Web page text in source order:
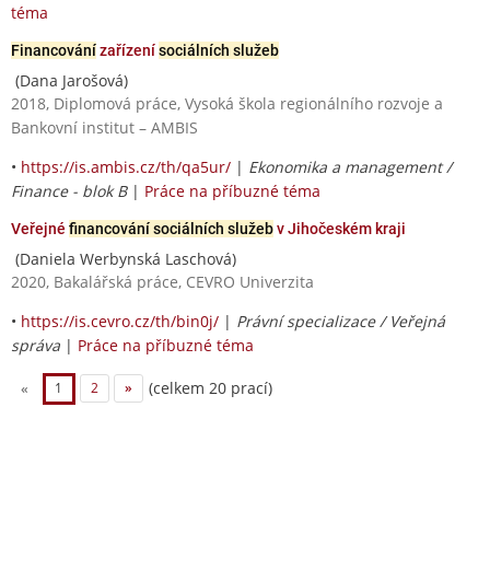
téma
Financovánízařízenísociálních služeb
(Dana Jarošová)
2018, Diplomová práce, Vysoká škola regionálního rozvoje a
Bankovní institut – AMBIS
• https://is.ambis.cz/th/qa5ur/ | Ekonomika a management /
Finance - blok B| Práce na příbuzné téma
Veřejné financování sociálních služebv Jihočeském kraji
(Daniela Werbynská Laschová)
2020, Bakalářská práce, CEVRO Univerzita
• https://is.cevro.cz/th/bin0j/ | Právní specializace / Veřejná
správa | Práce na příbuzné téma
« 1 2 » (celkem 20 prací)